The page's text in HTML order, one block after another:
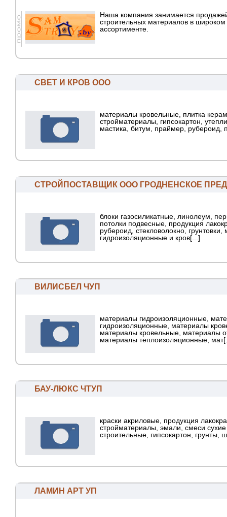
Наша компания занимается
строительных материалов в широком
ассортименте.
СВЕТ И КРОВ ООО
материалы кровельные, плитка
стройматериалы, гипсокартон,
мастика, битум, праймер, рубероид,
СТРОЙПОСТАВЩИК ООО ГРОДНЕНСКОЕ
блоки газосиликатные, линолеум,
потолки подвесные, продукция
рубероид, стекловолокно,
гидроизоляционные и кров[...]
ВИЛИСБЕЛ ЧУП
материалы гидроизоляционные,
гидроизоляционные, материалы
материалы кровельные, материалы
материалы теплоизоляционные,
БАУ-ЛЮКС ЧТУП
краски акриловые, продукция
стройматериалы, эмали, смеси сухие
строительные, гипсокартон, грунты,
ЛАМИН АРТ УП